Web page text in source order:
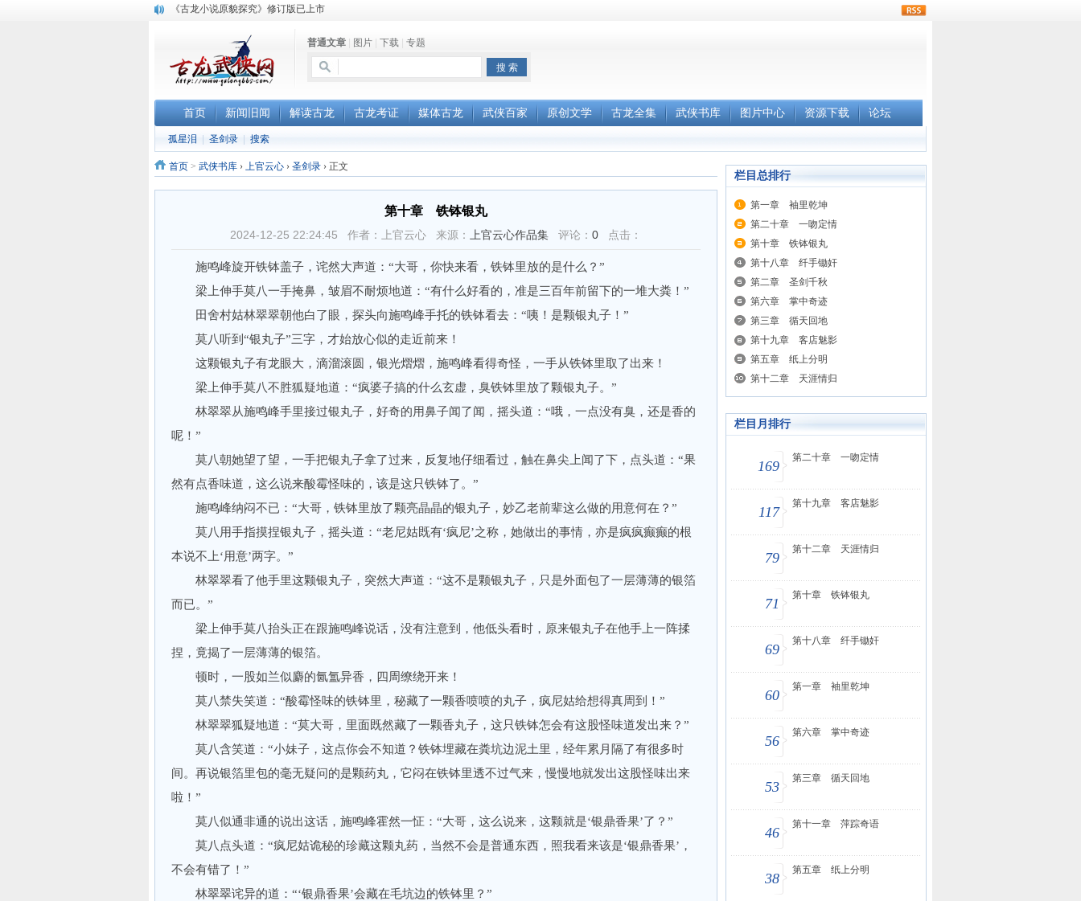
顾雪衣《古龙武侠小说知见录》上市
《古龙小说原貌探究》修订版已上市普通文章 图片 下载 专题
首页 新闻旧闻 解读古龙 古龙考证 媒体古龙 武侠百家 原创文学 古龙全集 武侠书库 图片中心 资源下载 论坛
孤星泪 圣剑录 搜索
首页 > 武侠书库 › 上官云心 › 圣剑录 › 正文
第十章 铁钵银丸
2024-12-25 22:24:45 作者：上官云心 来源： 上官云心作品集 评论： 0 点击：
施鸣峰旋开铁钵盖子，诧然大声道：“大哥，你快来看，铁钵里放的是什么？”
梁上伸手莫八一手掩鼻，皱眉不耐烦地道：“有什么好看的，准是三百年前留下的一堆大粪！”
田舍村姑林翠翠朝他白了眼，探头向施鸣峰手托的铁钵看去：“咦！是颗银丸子！”
莫八听到“银丸子”三字，才始放心似的走近前来！
这颗银丸子有龙眼大，滴溜滚圆，银光熠熠，施鸣峰看得奇怪，一手从铁钵里取了出来！
梁上伸手莫八不胜狐疑地道：“疯婆子搞的什么玄虚，臭铁钵里放了颗银丸子。”
林翠翠从施鸣峰手里接过银丸子，好奇的用鼻子闻了闻，摇头道：“哦，一点没有臭，还是香的
呢！”
莫八朝她望了望，一手把银丸子拿了过来，反复地仔细看过，触在鼻尖上闻了下，点头道：“果
然有点香味道，这么说来酸霉怪味的，该是这只铁钵了。”
施鸣峰纳闷不已：“大哥，铁钵里放了颗亮晶晶的银丸子，妙乙老前辈这么做的用意何在？”
莫八用手指摸捏银丸子，摇头道：“老尼姑既有‘疯尼’之称，她做出的事情，亦是疯疯癫癫的根
本说不上‘用意’两字。”
林翠翠看了他手里这颗银丸子，突然大声道：“这不是颗银丸子，只是外面包了一层薄薄的银箔
而已。”
梁上伸手莫八抬头正在跟施鸣峰说话，没有注意到，他低头看时，原来银丸子在他手上一阵揉
捏，竟揭了一层薄薄的银箔。
顿时，一股如兰似麝的氤氲异香，四周缭绕开来！
莫八禁失笑道：“酸霉怪味的铁钵里，秘藏了一颗香喷喷的丸子，疯尼姑给想得真周到！”
林翠翠狐疑地道：“莫大哥，里面既然藏了一颗香丸子，这只铁钵怎会有这股怪味道发出来？”
莫八含笑道：“小妹子，这点你会不知道？铁钵埋藏在粪坑边泥土里，经年累月隔了有很多时
间。再说银箔里包的毫无疑问的是颗药丸，它闷在铁钵里透不过气来，慢慢地就发出这股怪味出来
啦！”
莫八似通非通的说出这话，施鸣峰霍然一怔：“大哥，这么说来，这颗就是‘银鼎香果’了？”
莫八点头道：“疯尼姑诡秘的珍藏这颗丸药，当然不会是普通东西，照我看来该是‘银鼎香果’，
不会有错了！”
林翠翠诧异的道：“‘银鼎香果’会藏在毛坑边的铁钵里？”
栏目总排行
第一章 袖里乾坤
第二十章 一吻定情
第十章 铁钵银丸
第十八章 纤手锄奸
第二章 圣剑千秋
第六章 掌中奇迹
第三章 循天回地
第十九章 客店魅影
第五章 纸上分明
第十二章 天涯情归
栏目月排行
169
第二十章 一吻定情
117
第十九章 客店魅影
79
第十二章 天涯情归
71
第十章 铁钵银丸
69
第十八章 纤手锄奸
60
第一章 袖里乾坤
56
第六章 掌中奇迹
53
第三章 循天回地
46
第十一章 萍踪奇语
38
第五章 纸上分明